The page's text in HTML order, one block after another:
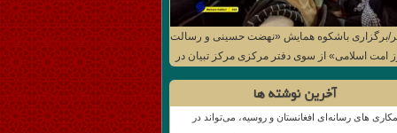
برگزاری باشکوه همایش «نهضت حسینی و رسالت
امت اسلامی» از سوی دفتر مرکزی مرکز تبیان در
آخرین نوشته ها
های رسانه‌ای افغانستان و روسیه، می‌تواند در